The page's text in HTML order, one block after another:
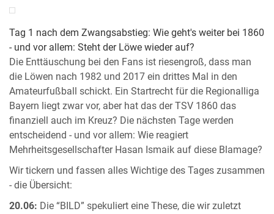
Tag 1 nach dem Zwangsabstieg: Wie geht's weiter bei 1860
- und vor allem: Steht der Löwe wieder auf?
Die Enttäuschung bei den Fans ist riesengroß, dass man
die Löwen nach 1982 und 2017 ein drittes Mal in den
Amateurfußball schickt. Ein Startrecht für die Regionalliga
Bayern liegt zwar vor, aber hat das der TSV 1860 das
finanziell auch im Kreuz? Die nächsten Tage werden
entscheidend - und vor allem: Wie reagiert
Mehrheitsgesellschafter Hasan Ismaik auf diese Blamage?
Wir tickern und fassen alles Wichtige des Tages zusammen
- die Übersicht:
20.06: Die “BILD” spekuliert eine These, die wir zuletzt